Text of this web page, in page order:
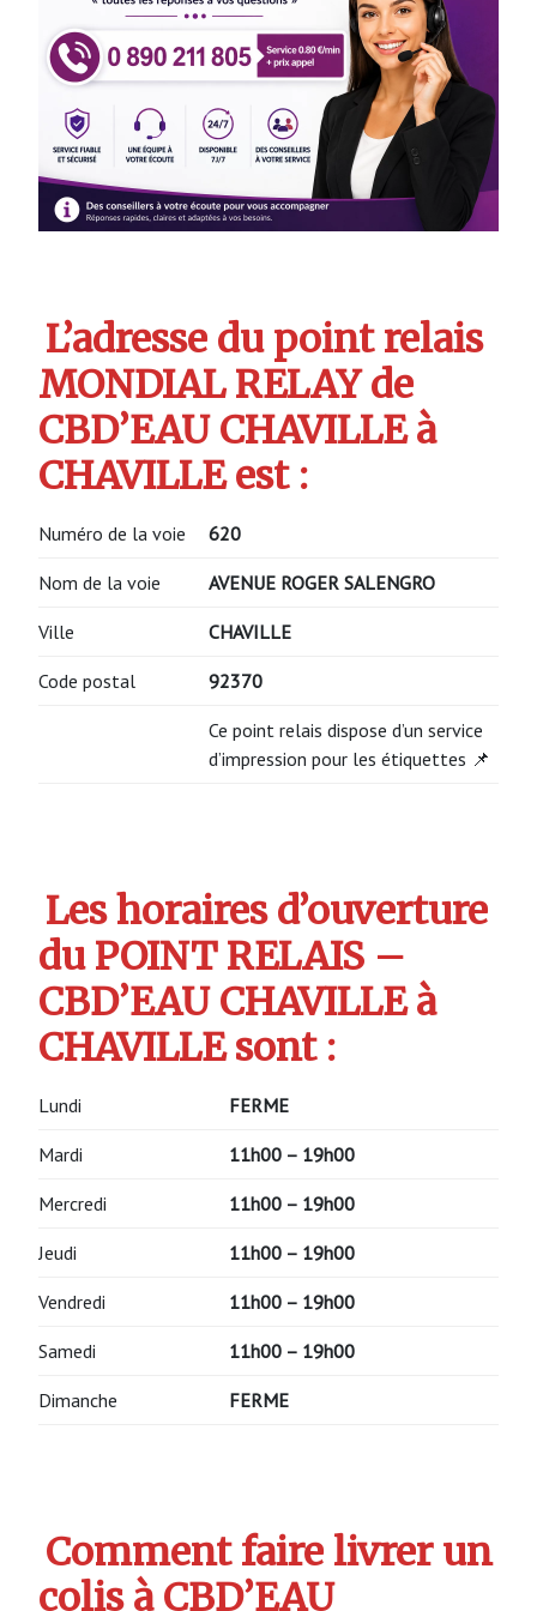
L’adresse du point relais
MONDIAL RELAY de
CBD’EAU CHAVILLE à
CHAVILLE est :
Numéro de la voie 620
Nom de la voie AVENUE ROGER SALENGRO
Ville CHAVILLE
Code postal 92370
Ce point relais dispose d’un service
d’impression pour les étiquettes 📌
Les horaires d’ouverture
du POINT RELAIS –
CBD’EAU CHAVILLE à
CHAVILLE sont :
Lundi FERME
Mardi 11h00 – 19h00
Mercredi 11h00 – 19h00
Jeudi 11h00 – 19h00
Vendredi 11h00 – 19h00
Samedi 11h00 – 19h00
Dimanche FERME
Comment faire livrer un
colis à CBD’EAU